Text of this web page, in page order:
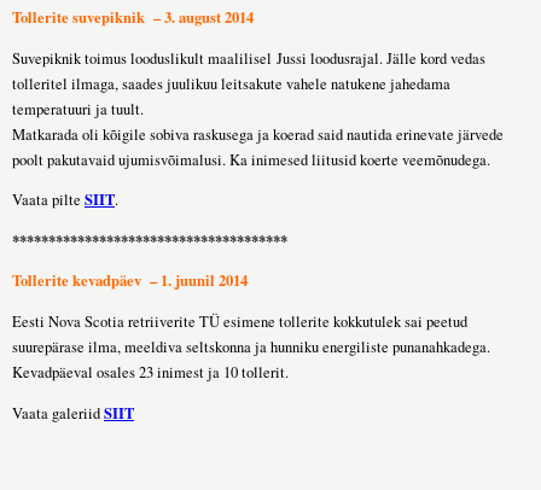
Tollerite suvepiknik – 3. august 2014
Suvepiknik toimus looduslikult maalilisel Jussi loodusrajal. Jälle kord vedas
tolleritel ilmaga, saades juulikuu leitsakute vahele natukene jahedama
temperatuuri ja tuult.
Matkarada oli kõigile sobiva raskusega ja koerad said nautida erinevate järvede
poolt pakutavaid ujumisvõimalusi. Ka inimesed liitusid koerte veemõnudega.
Vaata pilte SIIT.
**************************************
Tollerite kevadpäev – 1. juunil 2014
Eesti Nova Scotia retriiverite TÜ esimene tollerite kokkutulek sai peetud
suurepärase ilma, meeldiva seltskonna ja hunniku energiliste punanahkadega.
Kevadpäeval osales 23 inimest ja 10 tollerit.
Vaata galeriidSIIT